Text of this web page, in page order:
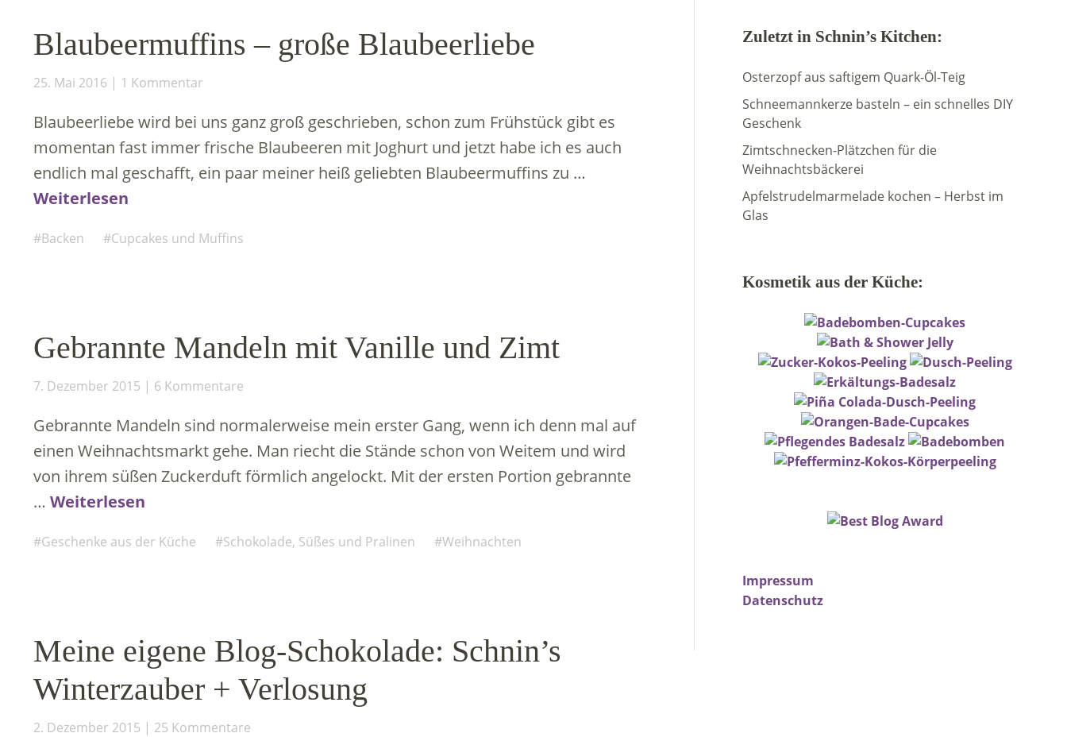
Blaubeermuffins – große Blaubeerliebe
25. Mai 2016 1 Kommentar
Blaubeerliebe wird bei uns ganz groß geschrieben, schon zum Frühstück gibt es
momentan fast immer frische Blaubeeren mit Joghurt und jetzt habe ich es auch
endlich mal geschafft, ein paar meiner heiß geliebten Blaubeermuffins zu …
Weiterlesen
Backen Cupcakes und Muffins
Gebrannte Mandeln mit Vanille und Zimt
7. Dezember 2015 6 Kommentare
Gebrannte Mandeln sind normalerweise mein erster Gang, wenn ich denn mal auf
einen Weihnachtsmarkt gehe. Man riecht die Stände schon von Weitem und wird
von ihrem süßen Zuckerduft förmlich angelockt. Mit der ersten Portion gebrannte
… Weiterlesen
Geschenke aus der Küche Schokolade, Süßes und Pralinen Weihnachten
Meine eigene Blog-Schokolade: Schnin’s
Winterzauber + Verlosung
2. Dezember 2015 25 Kommentare
Zuletzt in Schnin’s Kitchen:
Osterzopf aus saftigem Quark-Öl-Teig
Schneemannkerze basteln – ein schnelles DIY
Geschenk
Zimtschnecken-Plätzchen für die
Weihnachtsbäckerei
Apfelstrudelmarmelade kochen – Herbst im
Glas
Kosmetik aus der Küche:
Impressum
Datenschutz